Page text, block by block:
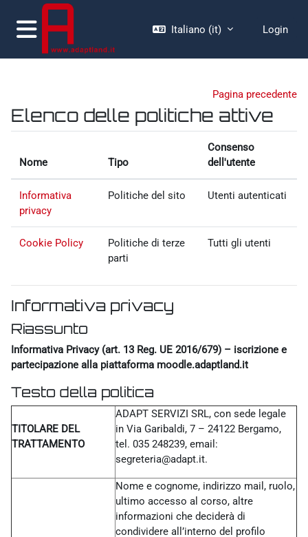
Vai al contenuto principale
Pannello laterale
Italiano ‎(it)‎ Login
Pagina precedente
Elenco delle politiche attive
Nome Tipo
Consenso
dell'utente
Informativa
privacy
Politiche del sito Utenti autenticati
Cookie Policy
Politiche di terze
parti
Tutti gli utenti
Informativa privacy
Riassunto
Informativa Privacy (art. 13 Reg. UE 2016/679) – iscrizione e
partecipazione alla piattaforma moodle.adaptland.it
Testo della politica
TITOLARE DEL
TRATTAMENTO
ADAPT SERVIZI SRL, con sede legale
in Via Garibaldi, 7 – 24122 Bergamo,
tel. 035 248239, email:
segreteria@adapt.it.
Nome e cognome, indirizzo mail, ruolo,
ultimo accesso al corso, altre
informazioni che deciderà di
condividere all’interno del profilo